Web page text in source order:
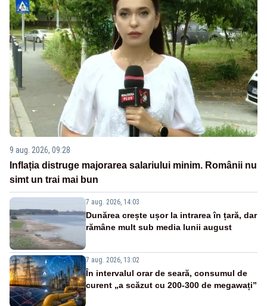
9 aug. 2026, 09:28
Inflația distruge majorarea salariului minim. Românii nu
simt un trai mai bun
7 aug. 2026, 14:03
Dunărea crește ușor la intrarea în țară, dar
rămâne mult sub media lunii august
7 aug. 2026, 13:02
În intervalul orar de seară, consumul de
curent „a scăzut cu 200-300 de megawați”